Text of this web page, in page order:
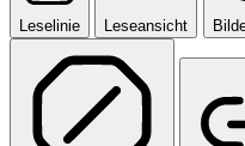
Leselinie Leseansicht